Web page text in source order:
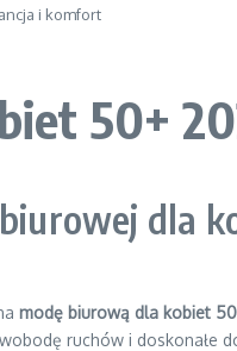
i komfort
50+
dla
modę biurową dla kobiet
ruchów i doskonałe